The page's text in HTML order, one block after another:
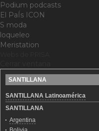
Podium podcasts
El PaÍs ICON
S moda
loqueleo
Meristation